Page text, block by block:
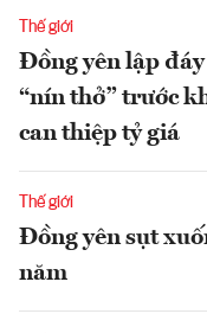
Thế giới
Đồng yên lập
“nín thở” trước
can thiệp tỷ giá
Thế giới
Đồng yên sụt
năm